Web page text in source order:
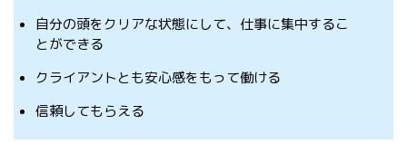
自分の頭をクリアな状態にして、仕事に集中するこ
とができる
クライアントとも安心感をもって働ける
信頼してもらえる